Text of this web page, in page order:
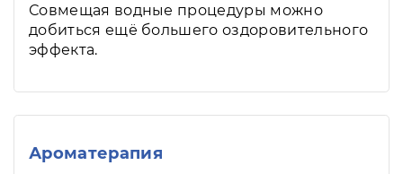
Совмещая водные процедуры можно
добиться ещё большего оздоровительного
эффекта.
Ароматерапия